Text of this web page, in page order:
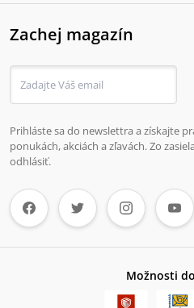
Zachej magazín
Prihláste sa do newslettra a získajte
ponukách, akciách a zľavách. Zo
odhlásiť.
Možnosti